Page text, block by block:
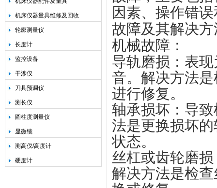
机床仪器量具维修及回收
轮廓测量仪
长度计
监控设备
干涉仪
刀具预调仪
测长仪
圆柱度测量仪
显微镜
测高仪/高度计
硬度计
因素、操作错
故障及其解决
机械故障 ‌：
导轨磨损 ：表
音。解决方法
进行修复‌。
轴承损坏 ：导
法是更换损坏
状态‌。
丝杠或齿轮磨损
解决方法是检